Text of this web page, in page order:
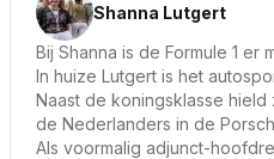
Shanna Lutgert
Bij Shanna is de Formule 1
In huize Lutgert is het
Naast de koningsklasse
de Nederlanders in de
Als voormalig adjunct-